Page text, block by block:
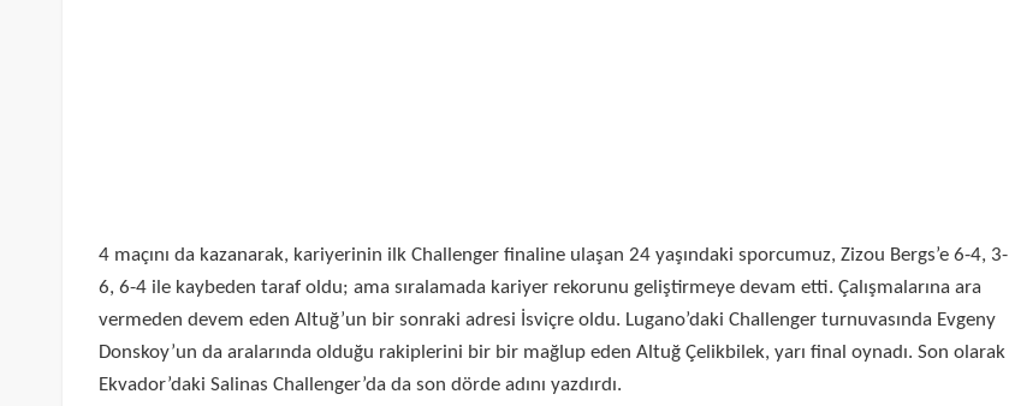
4 maçını da kazanarak, kariyerinin ilk Challenger finaline ulaşan 24 yaşındaki sporcumuz, Zizou Bergs’e 6-4, 3-
6, 6-4 ile kaybeden taraf oldu; ama sıralamada kariyer rekorunu geliştirmeye devam etti. Çalışmalarına ara
vermeden devem eden Altuğ’un bir sonraki adresi İsviçre oldu. Lugano’daki Challenger turnuvasında Evgeny
Donskoy’un da aralarında olduğu rakiplerini bir bir mağlup eden Altuğ Çelikbilek, yarı final oynadı. Son olarak
Ekvador’daki Salinas Challenger’da da son dörde adını yazdırdı.